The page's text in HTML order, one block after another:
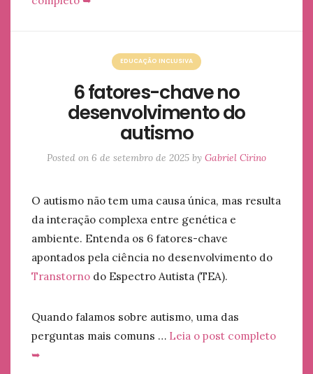
EDUCAÇÃO INCLUSIVA
6 fatores-chave no
desenvolvimento do
autismo
Posted on 6 de setembro de 2025 by Gabriel Cirino
O autismo não tem uma causa única, mas resulta
da interação complexa entre genética e
ambiente. Entenda os 6 fatores-chave
apontados pela ciência no desenvolvimento do
Transtorno do Espectro Autista (TEA).
Quando falamos sobre autismo, uma das
perguntas mais comuns … Leia o post completo
➥